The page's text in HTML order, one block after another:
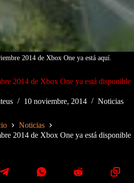
2014 de Xbox One ya está aquí.
2014 de Xbox One ya está disponible
10 noviembre, 2014 Noticias
Noticias
2014 de Xbox One ya está disponible